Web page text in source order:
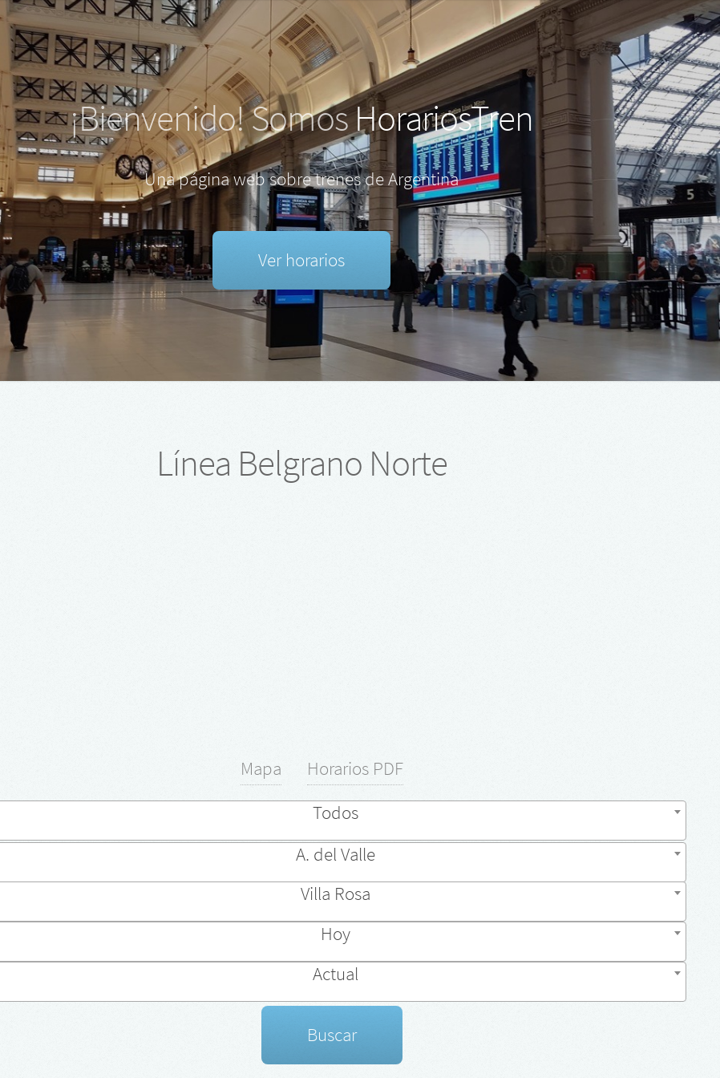
¡Bienvenido! SomosHorariosTren
Una página web sobre trenes de Argentina
Ver horarios
Línea Belgrano Norte
Mapa Horarios PDF
Todos
A. del Valle
Villa Rosa
Hoy
Actual